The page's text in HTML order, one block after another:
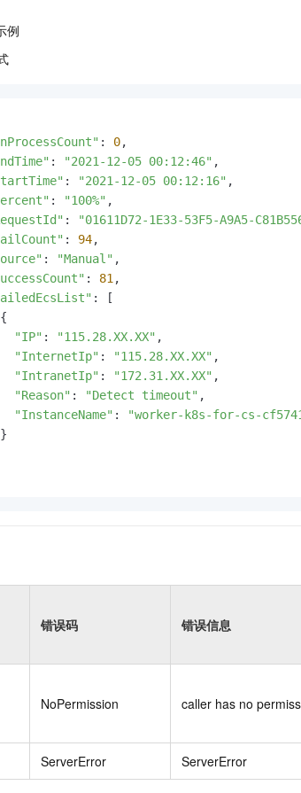
例
: 0,
: "2021-12-05 00:12:46" ,
: "2021-12-05 00:12:16" ,
: "100%" ,
: "01611D72-1E33-53F5-A9A5-
: 94,
: "Manual" ,
: 81 ,
: [
"IP" : "115.28.XX.XX" ,
"InternetIp" : "115.28.XX.XX" ,
"IntranetIp" : "172.31.XX.XX" ,
"Reason" : "Detect timeout" ,
"InstanceName" :
"worker-k8s-for-cs-
错误码 错误信息
NoPermission caller has no
ServerError ServerError